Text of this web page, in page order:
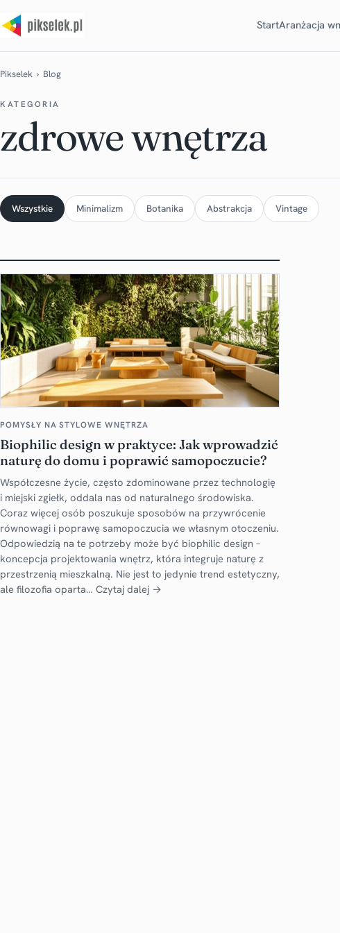
StartAranżacja
Pikselek › Blog
KATEGORIA
zdrowe wnętrza
Wszystkie Minimalizm Botanika Abstrakcja Vintage
POMYSŁY NA STYLOWE WNĘTRZA
Biophilic design w praktyce: Jak wprowadzić
naturę do domu i poprawić samopoczucie?
Współczesne życie, często zdominowane przez technologię
i miejski zgiełk, oddala nas od naturalnego środowiska.
Coraz więcej osób poszukuje sposobów na przywrócenie
równowagi i poprawę samopoczucia we własnym otoczeniu.
Odpowiedzią na te potrzeby może być biophilic design –
koncepcja projektowania wnętrz, która integruje naturę z
przestrzenią mieszkalną. Nie jest to jedynie trend estetyczny,
ale filozofia oparta… Czytaj dalej →